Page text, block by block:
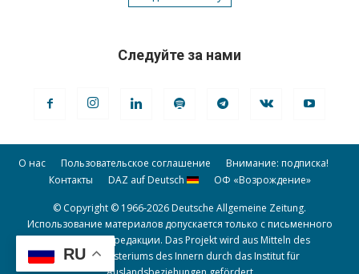
Следуйте за нами
О нас Пользовательское соглашение
Внимание: подписка!
Контакты
DAZ auf Deutsch ОФ «Возрождение»
© Copyright © 1966-2026 Deutsche Allgemeine Zeitung.
Использование материалов допускается только с письменного
разрешения редакции. Das Projekt wird aus Mitteln des
Bundesministeriums des Innern durch das Institut für
RU